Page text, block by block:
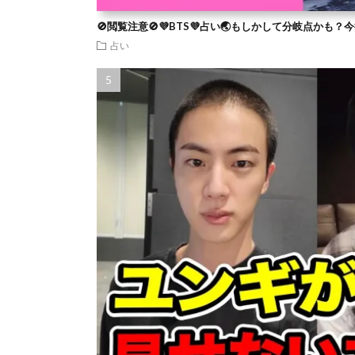
🚫閲覧注意🚫💜BTS💜占い🌏もしかして分岐点かも？
占い